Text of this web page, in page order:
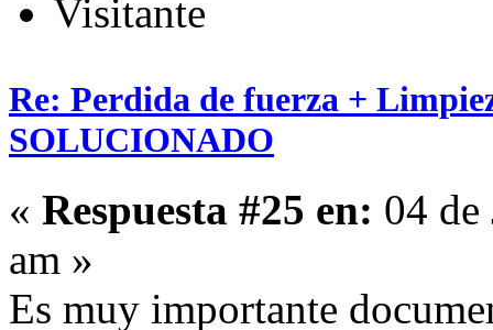
Visitante
Re: Perdida de fuerza +
SOLUCIONADO
« Respuesta #25 en: 04
am »
Es muy importante